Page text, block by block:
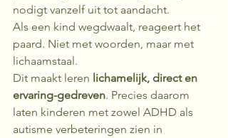
nodigt vanzelf uit tot aandacht.
Als een kind wegdwaalt, reageert het
paard. Niet met woorden, maar met
lichaamstaal.
Dit maakt leren lichamelijk, direct en
ervaring-gedreven. Precies daarom
laten kinderen met zowel ADHD als
autisme verbeteringen zien in